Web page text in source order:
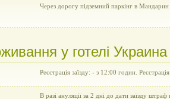
Через дорогу підземний паркінг в
у готелі Украина
Реєстрація заїзду: - з 12:00 годин.
В разі ануляції за 2 дні до дати заїзду штраф